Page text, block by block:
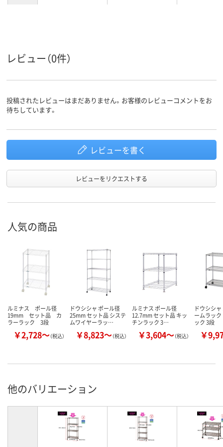
商品区分
ラック（セット品／
レビュー（0件）
投稿されたレビューはまだありません。お客様のレビューコメントをお
待ちしています。
レビューを書く
レビューをリクエストする
人気の商品
ルミナス ポール径
19mm セット品 カ
ラーラック 3段
￥2,728～（税込）
ドウシシャ ポール径
25mm セット品 システ
ムワイヤーラッ…
￥8,823～（税込）
ルミナス ポール径
12.7mm セット品 キッ
チンラック 3…
￥3,604～（税込）
ドウシシ
ームラッ
ック 3段
￥
他のバリエーション